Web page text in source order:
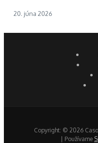
20. júna 2026
Copyright: © 2026
| Používame